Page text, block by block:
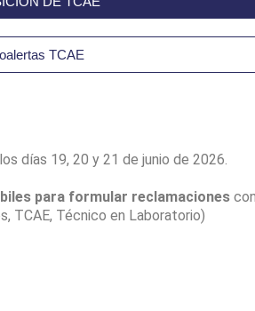
TCAE
días 19, 20 y 21 de junio de 2026.
para formular reclamaciones
TCAE, Técnico en Laboratorio)